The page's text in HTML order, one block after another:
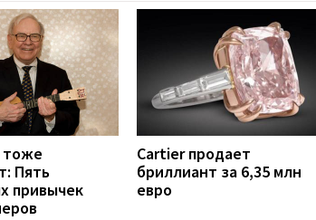
тоже
Пять
привычек
Cartier продает
бриллиант за 6,35 млн
евро